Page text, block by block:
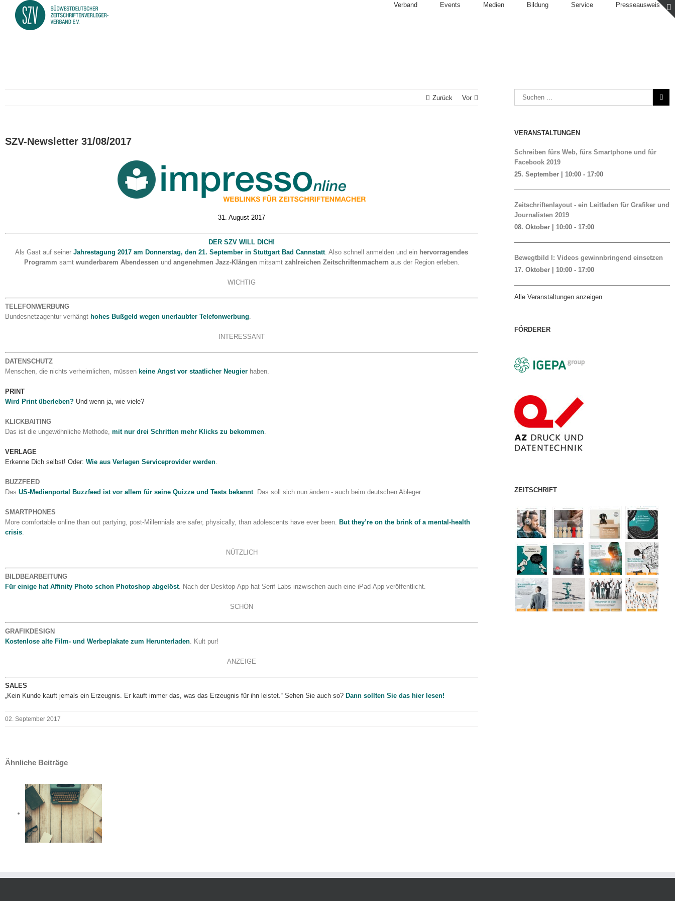
Verband Events Medien Bildung Service Presseausweis
Zurück Vor
SZV-Newsletter 31/08/2017
31. August 2017
DER SZV WILL DICH!
Als Gast auf seinerJahrestagung 2017 am Donnerstag, den 21. September in Stuttgart Bad Cannstatt. Also schnell anmelden und ein hervorragendes
Programm samt wunderbarem Abendessen und angenehmen Jazz-Klängen mitsamt zahlreichen Zeitschriftenmachern aus der Region erleben.
WICHTIG
TELEFONWERBUNG
Bundesnetzagentur verhängt hohes Bußgeld wegen unerlaubter Telefonwerbung.
INTERESSANT
DATENSCHUTZ
Menschen, die nichts verheimlichen, müssen keine Angst vor staatlicher Neugier haben.
PRINT
Wird Print überleben? Und wenn ja, wie viele?
KLICKBAITING
Das ist die ungewöhnliche Methode, mit nur drei Schritten mehr Klicks zu bekommen
VERLAGE
Erkenne Dich selbst! Oder: Wie aus Verlagen Serviceprovider werden
BUZZFEED
Das US-Medienportal Buzzfeed ist vor allem für seine Quizze und Tests bekannt. Das soll sich nun ändern - auch beim deutschen Ableger.
SMARTPHONES
More comfortable online than out partying, post-Millennials are safer, physically, than adolescents have ever been. But they’re on the brink of a mental-health
crisis
NÜTZLICH
BILDBEARBEITUNG
Für einige hat Affinity Photo schon Photoshop abgelöst. Nach der Desktop-App hat Serif Labs inzwischen auch eine iPad-App veröffentlicht.
SCHÖN
GRAFIKDESIGN
Kostenlose alte Film- und Werbeplakate zum Herunterladen . Kult pur!
ANZEIGE
SALES
„Kein Kunde kauft jemals ein Erzeugnis. Er kauft immer das, was das Erzeugnis für ihn leistet.“ Sehen Sie auch so? Dann sollten Sie das hier lesen!
02. September 2017
Ähnliche Beiträge
VERANSTALTUNGEN
Schreiben fürs Web, fürs Smartphone und für
Facebook 2019
25. September | 10:00 -17:00
Zeitschriftenlayout - ein Leitfaden für Grafiker und
Journalisten 2019
08. Oktober | 10:00 -17:00
Bewegtbild I: Videos gewinnbringend einsetzen
17. Oktober | 10:00 -17:00
Alle Veranstaltungen anzeigen
FÖRDERER
ZEITSCHRIFT